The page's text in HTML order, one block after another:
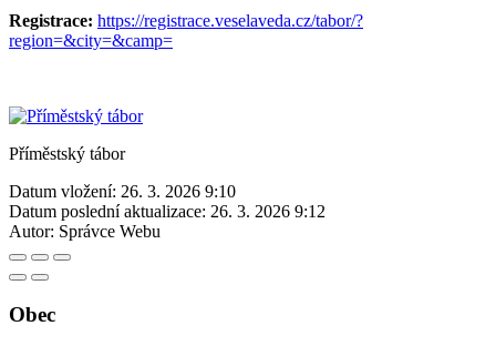
Registrace: https://registrace.veselaveda.cz/tabor/?
region=&city=&camp=
Příměstský tábor
Datum vložení: 26. 3. 2026 9:10
Datum poslední aktualizace: 26. 3. 2026 9:12
Autor: Správce Webu
Obec